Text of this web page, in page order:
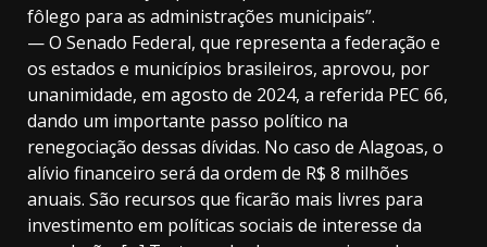
fôlego para as administrações municipais”.
— O Senado Federal, que representa a federação e
os estados e municípios brasileiros, aprovou, por
unanimidade, em agosto de 2024, a referida PEC 66,
dando um importante passo político na
renegociação dessas dívidas. No caso de Alagoas, o
alívio financeiro será da ordem de R$ 8 milhões
anuais. São recursos que ficarão mais livres para
investimento em políticas sociais de interesse da